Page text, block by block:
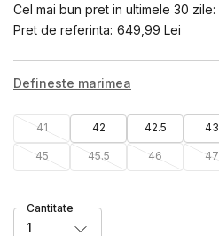
Cel mai bun pret in ultimele 30 zile:
Pret de referinta: 649,99 Lei
Defineste marimea
41 42 42.5 43
45 45.5 46 47
Cantitate
1